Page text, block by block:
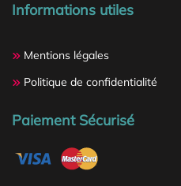
Informations utiles
Mentions légales
Politique de confidentialité
Paiement Sécurisé